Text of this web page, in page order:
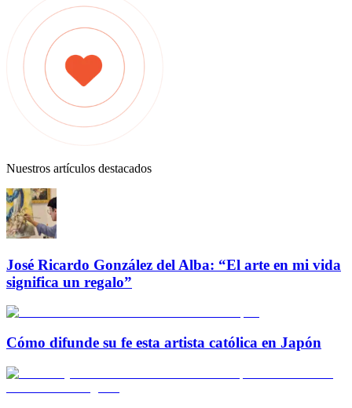
Nuestros artículos destacados
José Ricardo González del Alba: “El arte en mi vida
significa un regalo”
Cómo difunde su fe esta artista católica en Japón